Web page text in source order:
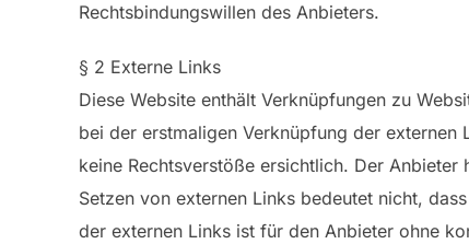
Rechtsbindungswillen des Anbieters.
§ 2 Externe Links
Diese Website enthält Verknüpfungen zu
bei der erstmaligen Verknüpfung der
keine Rechtsverstöße ersichtlich. Der
Setzen von externen Links bedeutet nicht,
der externen Links ist für den Anbieter ohne